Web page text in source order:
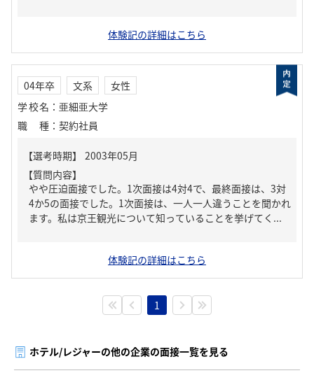
体験記の詳細はこちら
04年卒 文系
女性
学校名 ： 亜細亜大学
職種 ： 契約社員
【質問内容】
やや圧迫面接でした。1次面接は4対4で、最終面接は、3対
4か5の面接でした。1次面接は、一人一人違うことを聞かれ
ます。私は京王観光について知っていることを挙げてく...
体験記の詳細はこちら
1
ホテル/レジャーの他の企業の面接一覧を見る